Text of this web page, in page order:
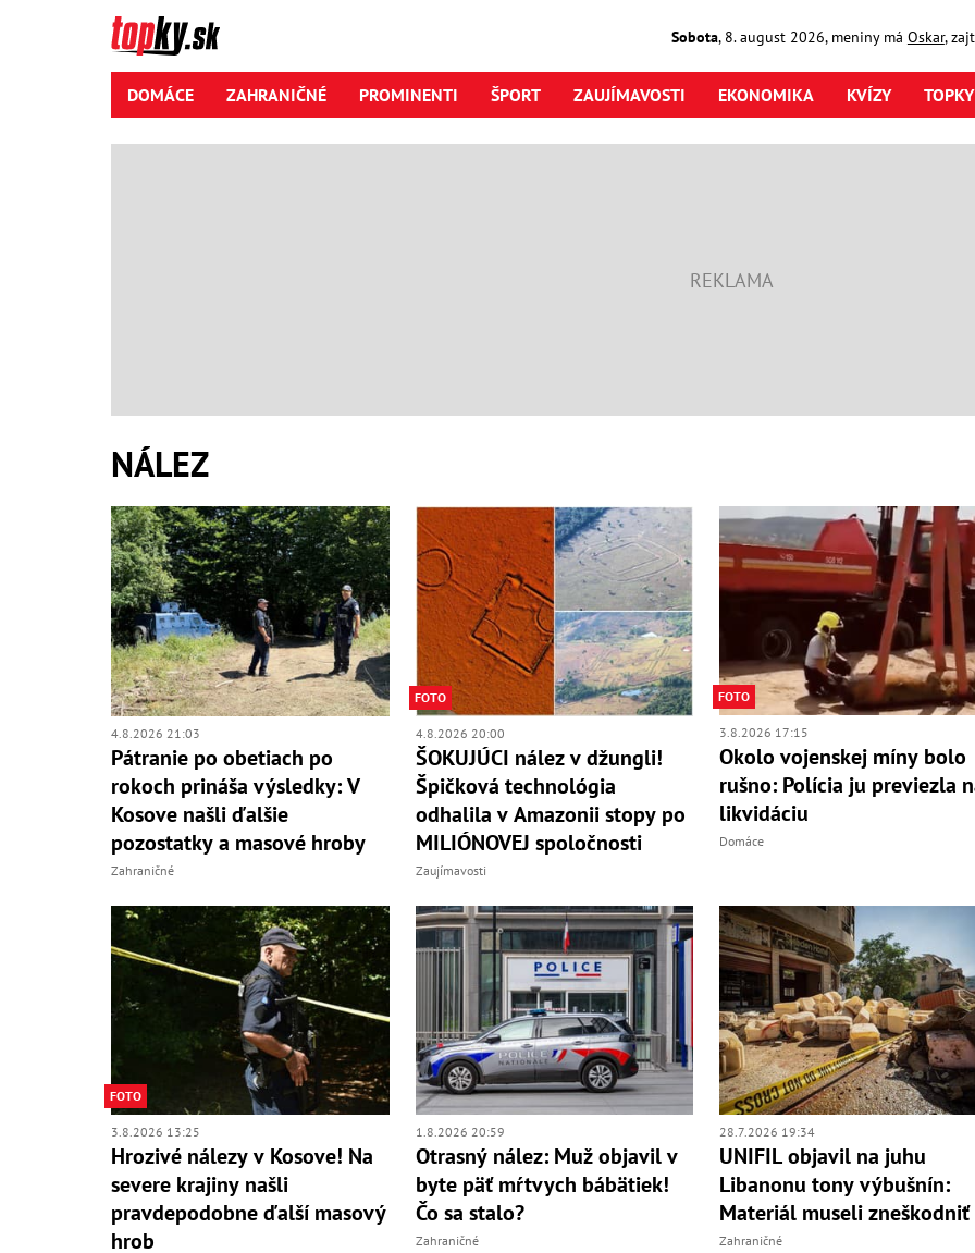
Sobota, 8. august2026, meniny má Oskar,
DOMÁCE ZAHRANIČNÉ PROMINENTI ŠPORT ZAUJÍMAVOSTI EKONOMIKA KVÍZY
NÁLEZ
4.8.2026 21:03
Pátranie po obetiach po
rokoch prináša výsledky: V
Kosove našli ďalšie
pozostatky a masové hroby
Zahraničné
FOTO
4.8.2026 20:00
ŠOKUJÚCI nález v džungli!
Špičková technológia
odhalila v Amazonii stopy po
MILIÓNOVEJ spoločnosti
Zaujímavosti
FOTO
3.8.2026 17:15
Okolo vojenskej míny bolo
rušno: Polícia ju previezla
likvidáciu
Domáce
FOTO
3.8.2026 13:25
Hrozivé nálezy v Kosove! Na
severe krajiny našli
pravdepodobne ďalší masový
hrob
1.8.2026 20:59
Otrasný nález: Muž objavil v
byte päť mŕtvych bábätiek!
Čo sa stalo?
Zahraničné
28.7.2026 19:34
UNIFIL objavil na juhu
Libanonu tony výbušnín:
Materiál museli zneškodniť
Zahraničné